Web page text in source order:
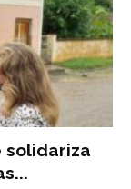
solidariza